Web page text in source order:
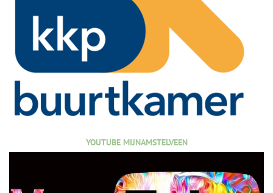
YOUTUBE MIJNAMSTELVEEN